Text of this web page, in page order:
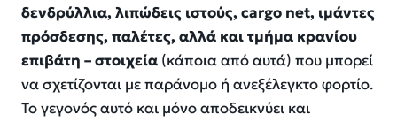
δενδρύλλια, λιπώδεις ιστούς, cargo net, ιμάντες
πρόσδεσης, παλέτες, αλλά και τμήμα κρανίου
επιβάτη – στοιχεία (κάποια από αυτά) που μπορεί
να σχετίζονται με παράνομο ή ανεξέλεγκτο φορτίο.
Το γεγονός αυτό και μόνο αποδεικνύει και